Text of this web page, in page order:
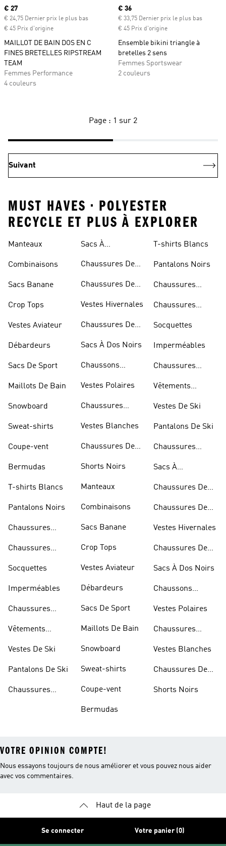
Prix actuel
€ 27
€ 24,75 Dernier prix le plus bas
€ 45 Prix d'origine
MAILLOT DE BAIN DOS EN C
FINES BRETELLES RIPSTREAM
TEAM
Femmes Performance
4 couleurs
Prix actuel
€ 36
€ 33,75 Dernier prix le plus bas
€ 45 Prix d'origine
Ensemble bikini triangle à
bretelles 2 sens
Femmes Sportswear
2 couleurs
Page : 1 sur 2
Suivant
MUST HAVES • POLYESTER
RECYCLE ET PLUS À EXPLORER
Manteaux
Combinaisons
Sacs Banane
Crop Tops
Vestes Aviateur
Débardeurs
Sacs De Sport
Maillots De Bain
Snowboard
Sweat-shirts
Coupe-vent
Bermudas
T-shirts Blancs
Pantalons Noirs
Chaussures
Chaussures
Socquettes
Imperméables
Chaussures
Vêtements
Vestes De Ski
Pantalons De Ski
Chaussures
Sacs À
Chaussures De
Chaussures De
Vestes Hivernales
Chaussures De
Sacs À Dos Noirs
Chaussons
Vestes Polaires
Chaussures
Vestes Blanches
Chaussures De
Shorts Noirs
Manteaux
Combinaisons
Sacs Banane
Crop Tops
Vestes Aviateur
Débardeurs
Sacs De Sport
Maillots De Bain
Snowboard
Sweat-shirts
Coupe-vent
Bermudas
T-shirts Blancs
Pantalons Noirs
Chaussures
Chaussures
Socquettes
Imperméables
Chaussures
Vêtements
Vestes De Ski
Pantalons De Ski
Chaussures
Sacs À
Chaussures De
Chaussures De
Vestes Hivernales
Chaussures De
Sacs À Dos Noirs
Chaussons
Vestes Polaires
Chaussures
Vestes Blanches
Chaussures De
Shorts Noirs
VOTRE OPINION COMPTE!
Nous essayons toujours de nous améliorer et vous pouvez nous aider
avec vos commentaires.
Haut de la page
Se connecter Votre panier (0)